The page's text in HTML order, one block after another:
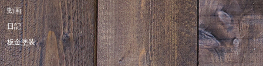
動画
日記
板金塗装